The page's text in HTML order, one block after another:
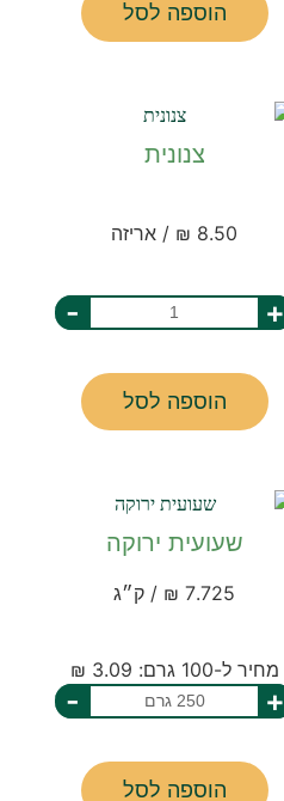
הוספה לסל
צנונית
8.50 ₪ / אריזה
+
-
הוספה לסל
שעועית ירוקה
7.725 ₪ / ק״ג
מחיר ל-100 גרם: 3.09 ₪
+
-
הוספה לסל